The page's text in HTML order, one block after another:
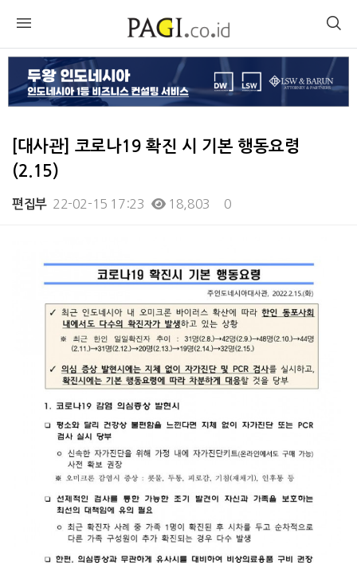
[대사관] 코로나19 확진 시 기본 행동요령
(2.15)
편집부 22-02-15 17:23 18,803 0